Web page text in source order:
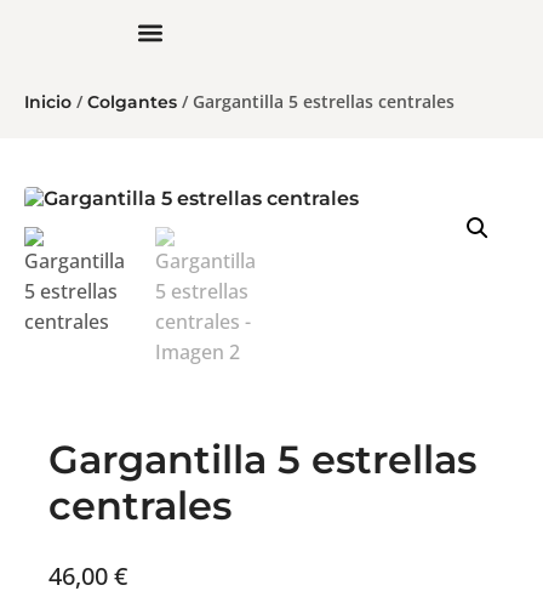
Inicio /Colgantes / Gargantilla 5 estrellas centrales
Gargantilla 5 estrellas
centrales
46,00€